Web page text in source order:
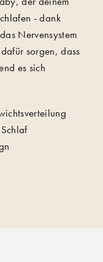
- dank
Nervensystem
sorgen, dass
es sich